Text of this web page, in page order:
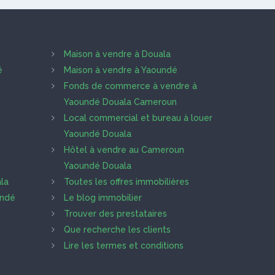
Maison à vendre à Douala
Maison à vendre à Yaoundé
Fonds de commerce à vendre à
Yaoundé Douala Cameroun
Local commercial et bureau à louer
Yaoundé Douala
Hôtel à vendre au Cameroun
Yaoundé Douala
Toutes les offres immobilières
Le blog immobilier
Trouver des prestataires
Que recherche les clients
Lire les termes et conditions